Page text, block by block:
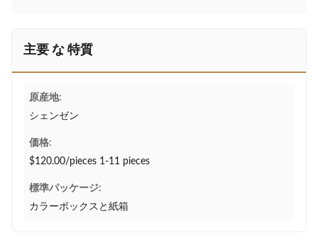
主要 な 特質
原産地:
シェンゼン
価格:
$120.00/pieces 1-11 pieces
標準パッケージ:
カラーボックスと紙箱